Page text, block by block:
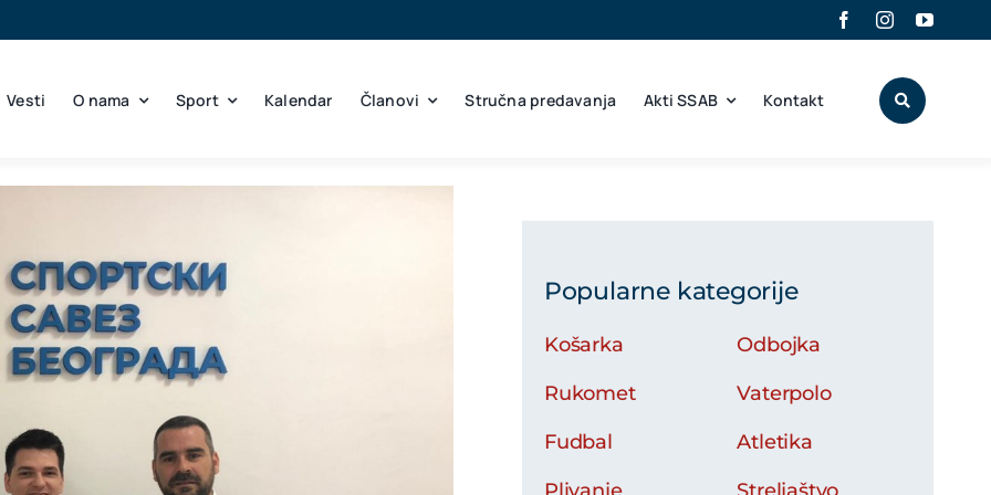
Vesti O nama Sport Kalendar Članovi Stručna predavanja Akti SSAB Kontakt
Popularne kategorije
Košarka
Rukomet
Fudbal
Odbojka
Vaterpolo
Atletika